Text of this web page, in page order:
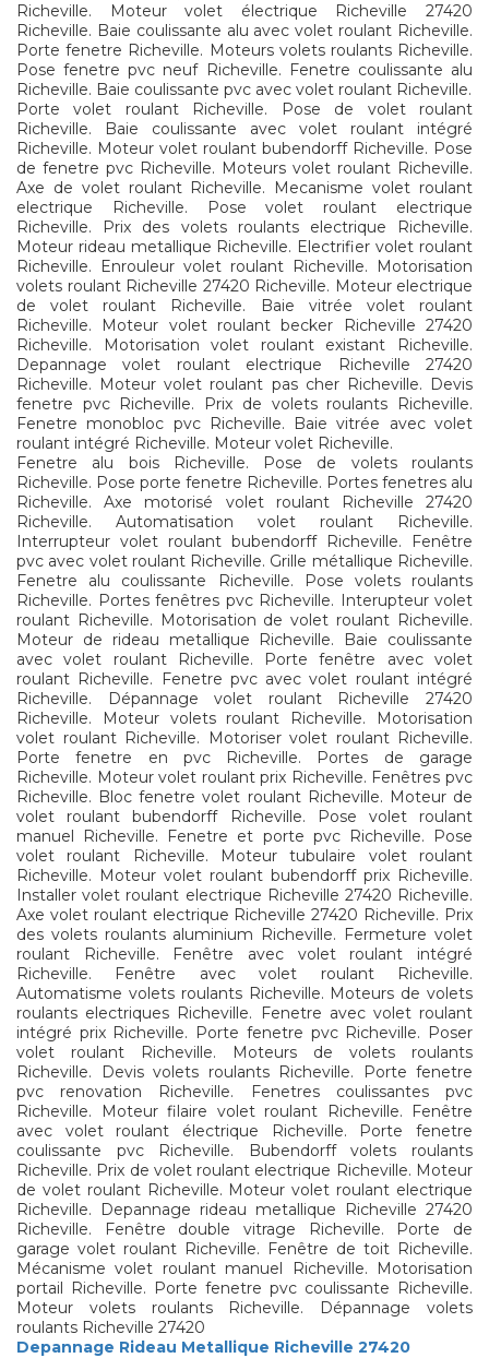
Richeville. Moteur volet électrique Richeville 27420
Richeville. Baie coulissante alu avec volet roulant Richeville.
Porte fenetre Richeville. Moteurs volets roulants Richeville.
Pose fenetre pvc neuf Richeville. Fenetre coulissante alu
Richeville. Baie coulissante pvc avec volet roulant Richeville.
Porte volet roulant Richeville. Pose de volet roulant
Richeville. Baie coulissante avec volet roulant intégré
Richeville. Moteur volet roulant bubendorff Richeville. Pose
de fenetre pvc Richeville. Moteurs volet roulant Richeville.
Axe de volet roulant Richeville. Mecanisme volet roulant
electrique Richeville. Pose volet roulant electrique
Richeville. Prix des volets roulants electrique Richeville.
Moteur rideau metallique Richeville. Electrifier volet roulant
Richeville. Enrouleur volet roulant Richeville. Motorisation
volets roulant Richeville 27420 Richeville. Moteur electrique
de volet roulant Richeville. Baie vitrée volet roulant
Richeville. Moteur volet roulant becker Richeville 27420
Richeville. Motorisation volet roulant existant Richeville.
Depannage volet roulant electrique Richeville 27420
Richeville. Moteur volet roulant pas cher Richeville. Devis
fenetre pvc Richeville. Prix de volets roulants Richeville.
Fenetre monobloc pvc Richeville. Baie vitrée avec volet
roulant intégré Richeville. Moteur volet Richeville.
Fenetre alu bois Richeville. Pose de volets roulants
Richeville. Pose porte fenetre Richeville. Portes fenetres alu
Richeville. Axe motorisé volet roulant Richeville 27420
Richeville. Automatisation volet roulant Richeville.
Interrupteur volet roulant bubendorff Richeville. Fenêtre
pvc avec volet roulant Richeville. Grille métallique Richeville.
Fenetre alu coulissante Richeville. Pose volets roulants
Richeville. Portes fenêtres pvc Richeville. Interupteur volet
roulant Richeville. Motorisation de volet roulant Richeville.
Moteur de rideau metallique Richeville. Baie coulissante
avec volet roulant Richeville. Porte fenêtre avec volet
roulant Richeville. Fenetre pvc avec volet roulant intégré
Richeville. Dépannage volet roulant Richeville 27420
Richeville. Moteur volets roulant Richeville. Motorisation
volet roulant Richeville. Motoriser volet roulant Richeville.
Porte fenetre en pvc Richeville. Portes de garage
Richeville. Moteur volet roulant prix Richeville. Fenêtres pvc
Richeville. Bloc fenetre volet roulant Richeville. Moteur de
volet roulant bubendorff Richeville. Pose volet roulant
manuel Richeville. Fenetre et porte pvc Richeville. Pose
volet roulant Richeville. Moteur tubulaire volet roulant
Richeville. Moteur volet roulant bubendorff prix Richeville.
Installer volet roulant electrique Richeville 27420 Richeville.
Axe volet roulant electrique Richeville 27420 Richeville. Prix
des volets roulants aluminium Richeville. Fermeture volet
roulant Richeville. Fenêtre avec volet roulant intégré
Richeville. Fenêtre avec volet roulant Richeville.
Automatisme volets roulants Richeville. Moteurs de volets
roulants electriques Richeville. Fenetre avec volet roulant
intégré prix Richeville. Porte fenetre pvc Richeville. Poser
volet roulant Richeville. Moteurs de volets roulants
Richeville. Devis volets roulants Richeville. Porte fenetre
pvc renovation Richeville. Fenetres coulissantes pvc
Richeville. Moteur filaire volet roulant Richeville. Fenêtre
avec volet roulant électrique Richeville. Porte fenetre
coulissante pvc Richeville. Bubendorff volets roulants
Richeville. Prix de volet roulant electrique Richeville. Moteur
de volet roulant Richeville. Moteur volet roulant electrique
Richeville. Depannage rideau metallique Richeville 27420
Richeville. Fenêtre double vitrage Richeville. Porte de
garage volet roulant Richeville. Fenêtre de toit Richeville.
Mécanisme volet roulant manuel Richeville. Motorisation
portail Richeville. Porte fenetre pvc coulissante Richeville.
Moteur volets roulants Richeville. Dépannage volets
roulants Richeville 27420
Depannage Rideau Metallique Richeville 27420